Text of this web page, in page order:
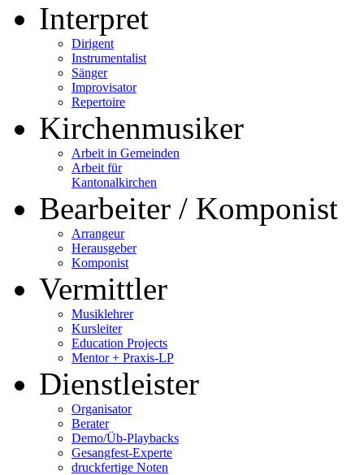
Interpret
Dirigent
Instrumentalist
Sänger
Improvisator
Repertoire
Kirchenmusiker
Arbeit in Gemeinden
Arbeit für
Kantonalkirchen
Bearbeiter / Komponist
Arrangeur
Herausgeber
Komponist
Vermittler
Musiklehrer
Kursleiter
Education Projects
Mentor + Praxis-LP
Dienstleister
Organisator
Berater
Demo/Üb-Playbacks
Gesangfest-Experte
druckfertige Noten